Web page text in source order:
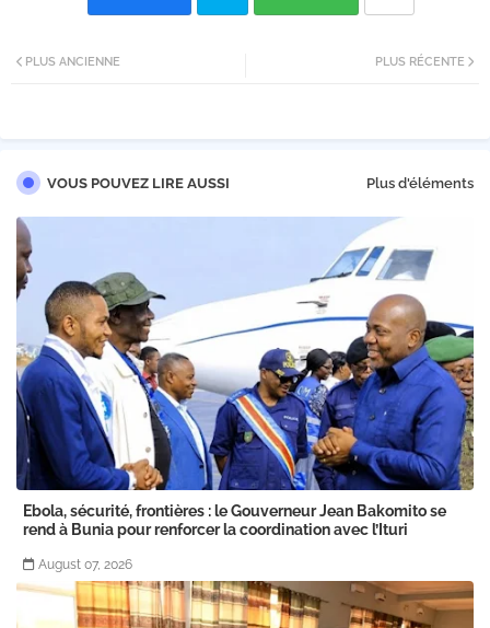
PLUS RÉCENTE
PLUS ANCIENNE
VOUS POUVEZ LIRE AUSSI Plus d'éléments
Ebola, sécurité, frontières : le Gouverneur Jean Bakomito se
rend à Bunia pour renforcer la coordination avec l’Ituri
August 07, 2026